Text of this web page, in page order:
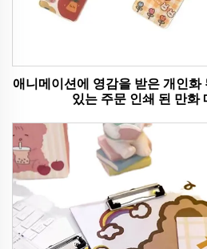
애니메이션에 영감을 받은 개인화
있는 주문 인쇄 된 만화